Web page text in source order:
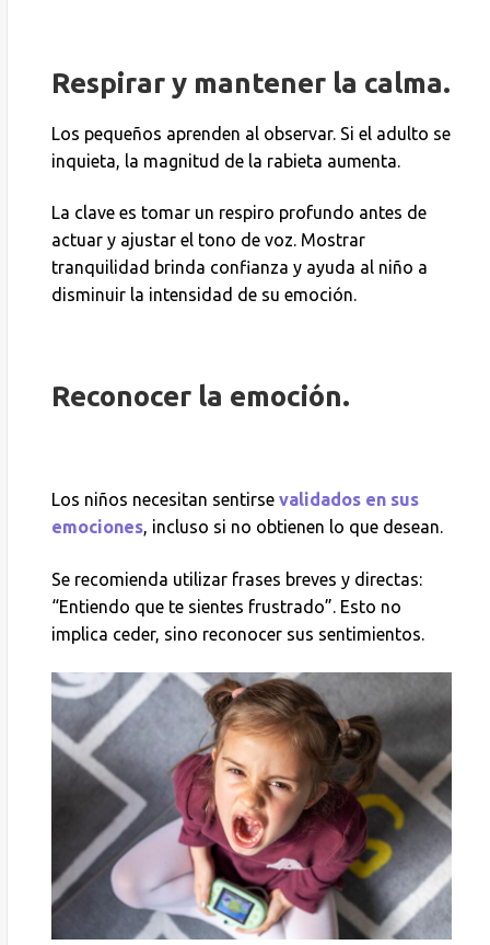
Respirar y mantener la calma.
Los pequeños aprenden al observar. Si el adulto se
inquieta, la magnitud de la rabieta aumenta.
La clave es tomar un respiro profundo antes de
actuar y ajustar el tono de voz. Mostrar
tranquilidad brinda confianza y ayuda al niño a
disminuir la intensidad de su emoción.
Reconocer la emoción.
Los niños necesitan sentirse validados en sus
emociones, incluso si no obtienen lo que desean.
Se recomienda utilizar frases breves y directas:
“Entiendo que te sientes frustrado”. Esto no
implica ceder, sino reconocer sus sentimientos.